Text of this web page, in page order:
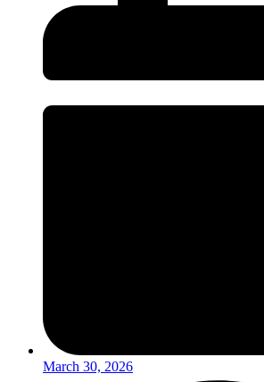
March 30, 2026